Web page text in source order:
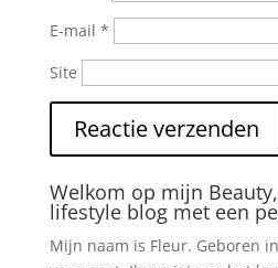
E-mail *
Site
Welkom op mijn
lifestyle blog met een
Mijn naam is Fleur. Geboren